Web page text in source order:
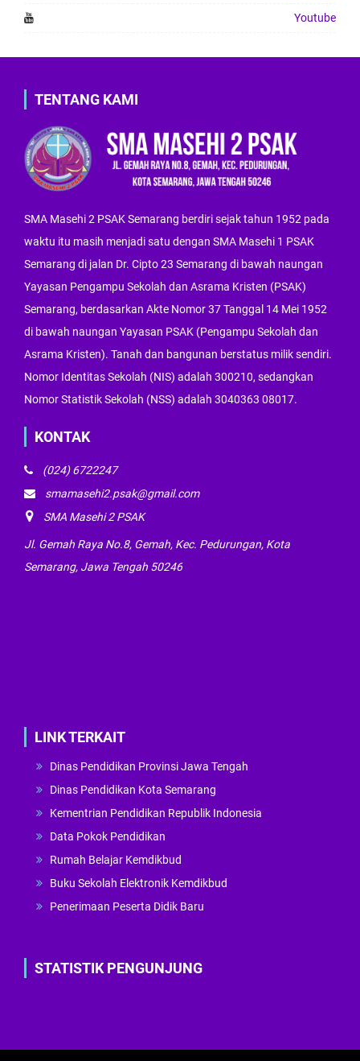
Youtube
TENTANG KAMI
SMA Masehi 2 PSAK Semarang berdiri sejak tahun 1952 pada
waktu itu masih menjadi satu dengan SMA Masehi 1 PSAK
Semarang di jalan Dr. Cipto 23 Semarang di bawah naungan
Yayasan Pengampu Sekolah dan Asrama Kristen (PSAK)
Semarang, berdasarkan Akte Nomor 37 Tanggal 14 Mei 1952
di bawah naungan Yayasan PSAK (Pengampu Sekolah dan
Asrama Kristen). Tanah dan bangunan berstatus milik sendiri.
Nomor Identitas Sekolah (NIS) adalah 300210, sedangkan
Nomor Statistik Sekolah (NSS) adalah 3040363 08017.
KONTAK
(024) 6722247
smamasehi2.psak@gmail.com
SMA Masehi 2 PSAK
Jl. Gemah Raya No.8, Gemah, Kec. Pedurungan, Kota
Semarang, Jawa Tengah 50246
LINK TERKAIT
Dinas Pendidikan Provinsi Jawa Tengah
Dinas Pendidikan Kota Semarang
Kementrian Pendidikan Republik Indonesia
Data Pokok Pendidikan
Rumah Belajar Kemdikbud
Buku Sekolah Elektronik Kemdikbud
Penerimaan Peserta Didik Baru
STATISTIK PENGUNJUNG